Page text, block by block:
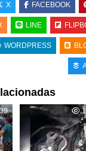
X FACEBOOK
LINE
WORDPRESS